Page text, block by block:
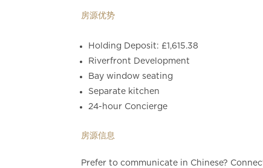
房源优势
Holding Deposit: £1,615.38
Riverfront Development
Bay window seating
Separate kitchen
24-hour Concierge
房源信息
Prefer to communicate in Chinese?